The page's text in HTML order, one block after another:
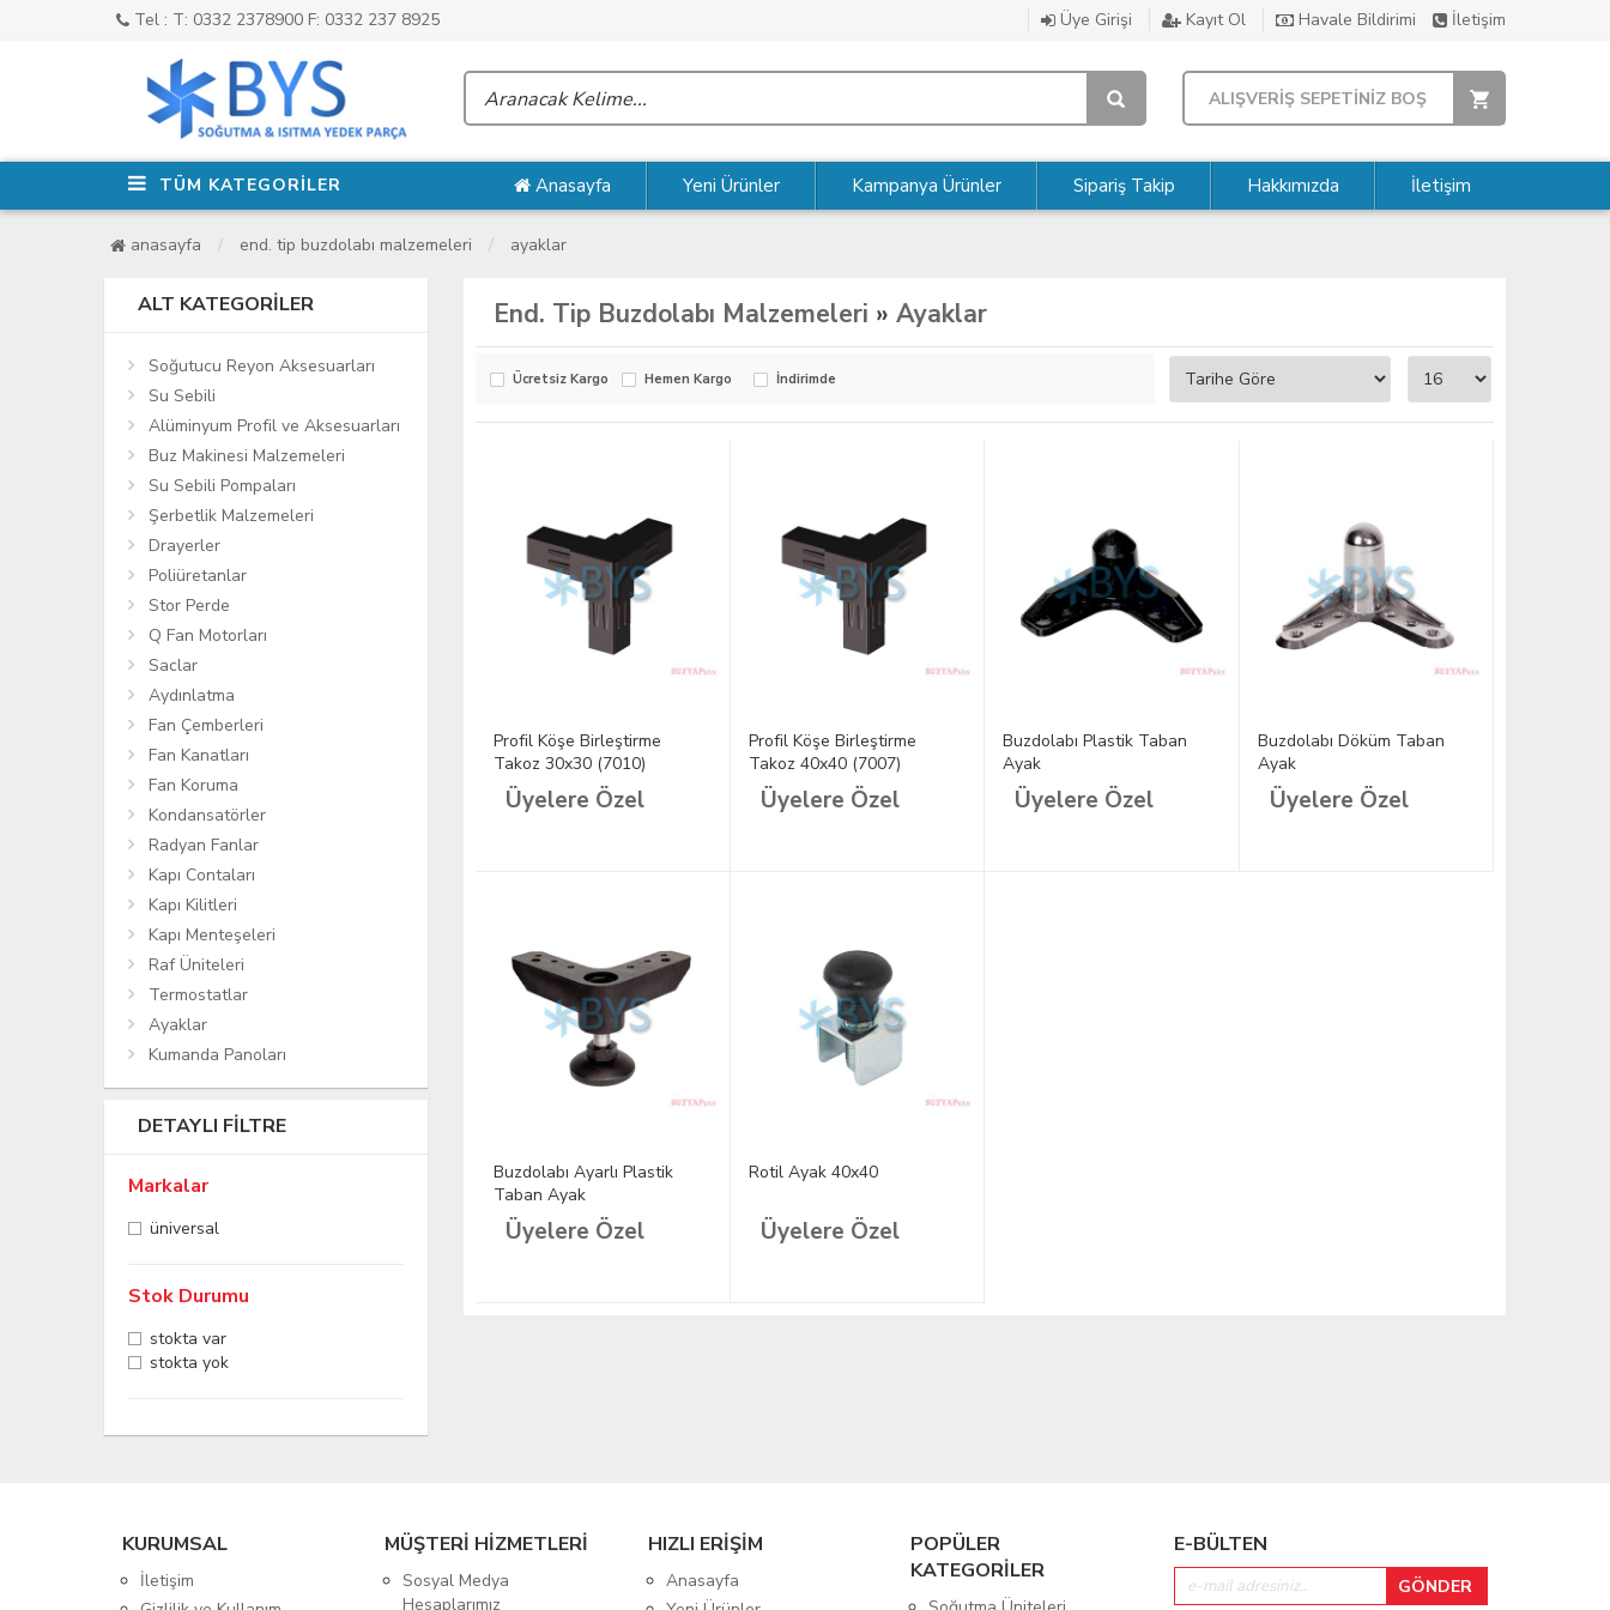
Tel : T: 0332 2378900 F: 0332 237 8925 Üye Girişi Kayıt Ol Havale Bildirimi İletişim
ALIŞVERİŞ SEPETİNİZ BOŞ
TÜM KATEGORİLER Anasayfa Yeni Ürünler Kampanya Ürünler Sipariş Takip Hakkımızda İletişim
anasayfa end. tip buzdolabı malzemeleri ayaklar
ALT KATEGORILER
Soğutucu Reyon Aksesuarları
Su Sebili
Alüminyum Profil ve Aksesuarları
Buz Makinesi Malzemeleri
Su Sebili Pompaları
Şerbetlik Malzemeleri
Drayerler
Poliüretanlar
Stor Perde
Q Fan Motorları
Saclar
Aydınlatma
Fan Çemberleri
Fan Kanatları
Fan Koruma
Kondansatörler
Radyan Fanlar
Kapı Contaları
Kapı Kilitleri
Kapı Menteşeleri
Raf Üniteleri
Termostatlar
Ayaklar
Kumanda Panoları
DETAYLI FILTRE
Markalar
üniversal
Stok Durumu
stokta var
stokta yok
End. Tip Buzdolabı Malzemeleri » Ayaklar
Ücretsiz Kargo Hemen Kargo İndirimde
Profil Köşe Birleştirme
Takoz 30x30 (7010)
Üyelere Özel
Profil Köşe Birleştirme
Takoz 40x40 (7007)
Üyelere Özel
Buzdolabı Plastik Taban
Ayak
Üyelere Özel
Buzdolabı Döküm Taban
Ayak
Üyelere Özel
Buzdolabı Ayarlı Plastik
Taban Ayak
Üyelere Özel
Rotil Ayak 40x40
Üyelere Özel
KURUMSAL
İletişim
MÜŞTERİ HİZMETLERİ
Sosyal Medya
Hesaplarımız
HIZLI ERİŞİM
Anasayfa
POPÜLER
KATEGORİLER
E-BÜLTEN